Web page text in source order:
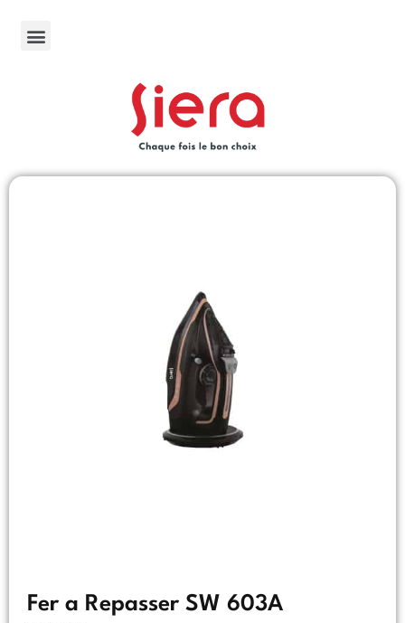
Fer a Repasser SW 603A